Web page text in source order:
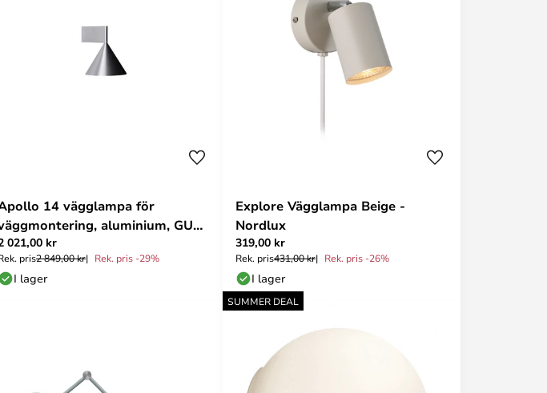
14 vägglampa för
aluminium, GU10
Pholc
021,00 kr
pris2 849,00 kr Rek. pris -29%
I lager
Explore Vägglampa Beige -
Nordlux
319,00 kr
Rek. pris431,00 kr Rek. pris -26%
I lager
SUMMER DEAL